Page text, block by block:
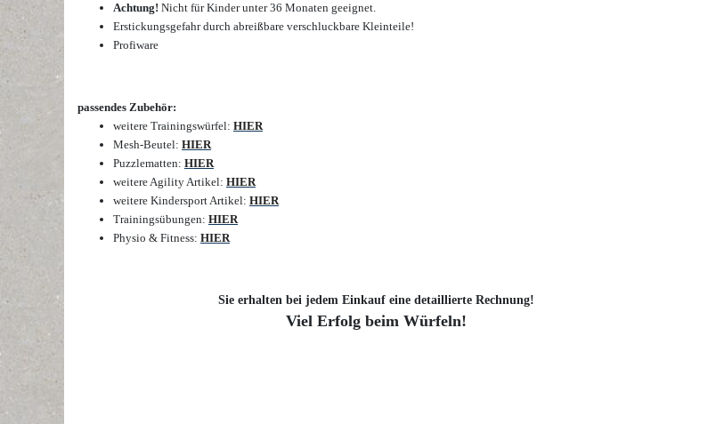
Achtung! Nicht für Kinder unter 36 Monaten geeignet.
Erstickungsgefahr durch abreißbare verschluckbare Kleinteile!
Profiware
passendes Zubehör:
weitere Trainingswürfel: HIER
Mesh-Beutel: HIER
Puzzlematten: HIER
weitere Agility Artikel: HIER
weitere Kindersport Artikel: HIER
Trainingsübungen: HIER
Physio & Fitness: HIER
Sie erhalten bei jedem Einkauf eine detaillierte Rechnung!
Viel Erfolg beim Würfeln!